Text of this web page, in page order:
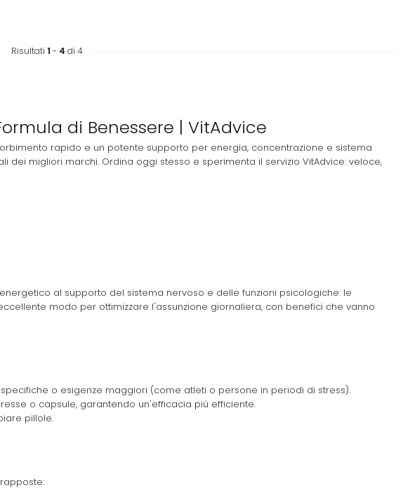
Risultati 1 - 4 di 4
di Benessere | VitAdvice
rapido e un potente supporto per energia, concentrazione e sistema
dei migliori marchi. Ordina oggi stesso e sperimenta il servizio VitAdvice: veloce,
al supporto del sistema nervoso e delle funzioni psicologiche: le
modo per ottimizzare l'assunzione giornaliera, con benefici che vanno
o esigenze maggiori (come atleti o persone in periodi di stress).
o capsule, garantendo un'efficacia più efficiente.
pillole.